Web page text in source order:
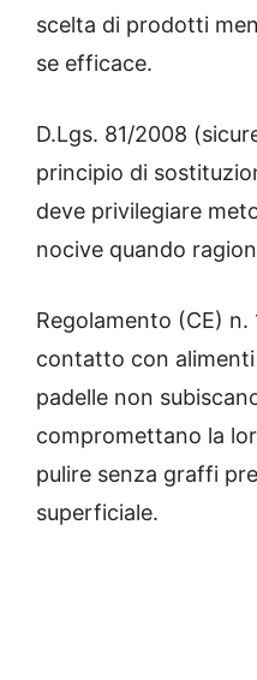
scelta di prodotti
se efficace.
D.Lgs. 81/2008
principio di
deve privilegiare
nocive quando
Regolamento (CE)
contatto con
padelle non
compromettano la
pulire senza graffi
superficiale.